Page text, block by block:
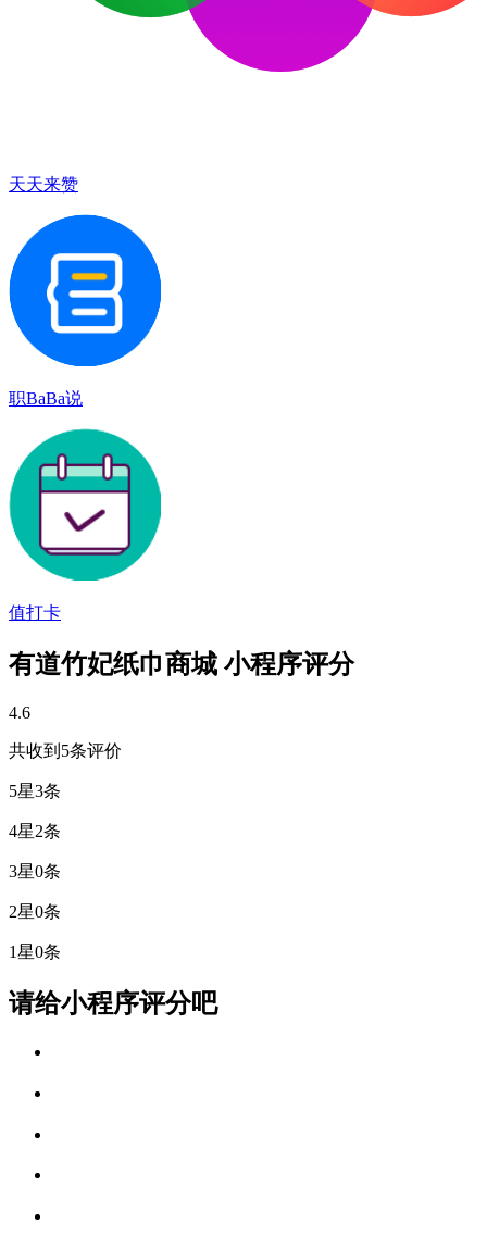
天天来赞
职BaBa说
值打卡
有道竹妃纸巾商城 小程序评分
4.6
共收到5条评价
5星3条
4星2条
3星0条
2星0条
1星0条
请给小程序评分吧